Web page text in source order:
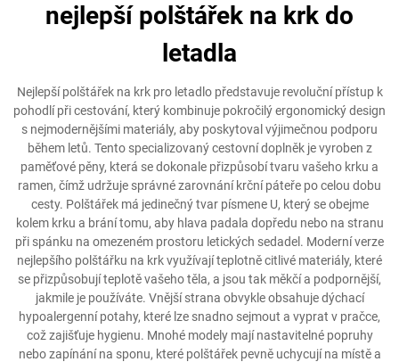
nejlepší polštářek na krk do
letadla
Nejlepší polštářek na krk pro letadlo představuje revoluční přístup k
pohodlí při cestování, který kombinuje pokročilý ergonomický design
s nejmodernějšími materiály, aby poskytoval výjimečnou podporu
během letů. Tento specializovaný cestovní doplněk je vyroben z
paměťové pěny, která se dokonale přizpůsobí tvaru vašeho krku a
ramen, čímž udržuje správné zarovnání krční páteře po celou dobu
cesty. Polštářek má jedinečný tvar písmene U, který se obejme
kolem krku a brání tomu, aby hlava padala dopředu nebo na stranu
při spánku na omezeném prostoru letických sedadel. Moderní verze
nejlepšího polštářku na krk využívají teplotně citlivé materiály, které
se přizpůsobují teplotě vašeho těla, a jsou tak měkčí a podpornější,
jakmile je používáte. Vnější strana obvykle obsahuje dýchací
hypoalergenní potahy, které lze snadno sejmout a vyprat v pračce,
což zajišťuje hygienu. Mnohé modely mají nastavitelné popruhy
nebo zapínání na sponu, které polštářek pevně uchycují na místě a